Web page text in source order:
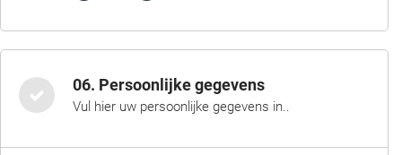
06. Persoonlijke gegevens
Vul hier uw persoonlijke gegevens in..